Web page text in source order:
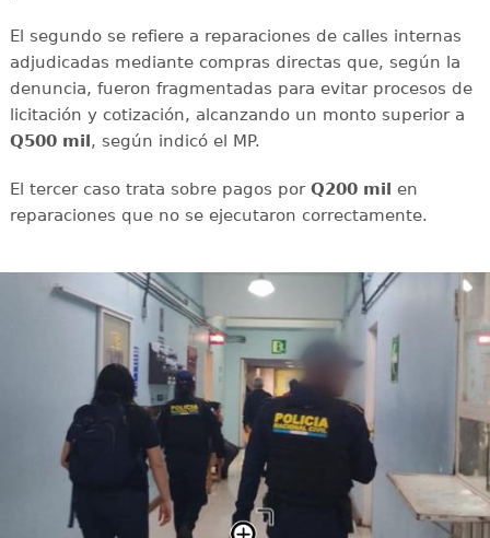
El segundo se refiere a reparaciones de calles internas
adjudicadas mediante compras directas que, según la
denuncia, fueron fragmentadas para evitar procesos de
licitación y cotización, alcanzando un monto superior a
Q500 mil, según indicó el MP.
El tercer caso trata sobre pagos por Q200 mil en
reparaciones que no se ejecutaron correctamente.